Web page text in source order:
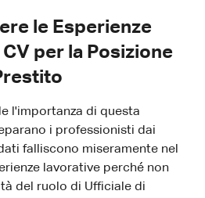
le Esperienze
per la Posizione
l'importanza di questa
i professionisti dai
falliscono miseramente nel
lavorative perché non
del ruolo di Ufficiale di